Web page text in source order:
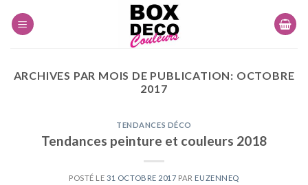
ARCHIVES PAR MOIS DE PUBLICATION: OCTOBRE
2017
TENDANCES DÉCO
Tendances peinture et couleurs 2018
POSTÉ LE31 OCTOBRE 2017 PAR EUZENNEQ